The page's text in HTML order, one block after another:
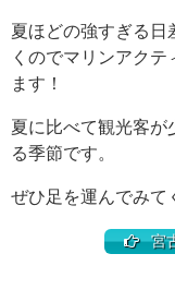
夏ほどの強すぎる
くのでマリンアク
ます！
夏に比べて観光客が
る季節です。
ぜひ足を運んでみて
宮